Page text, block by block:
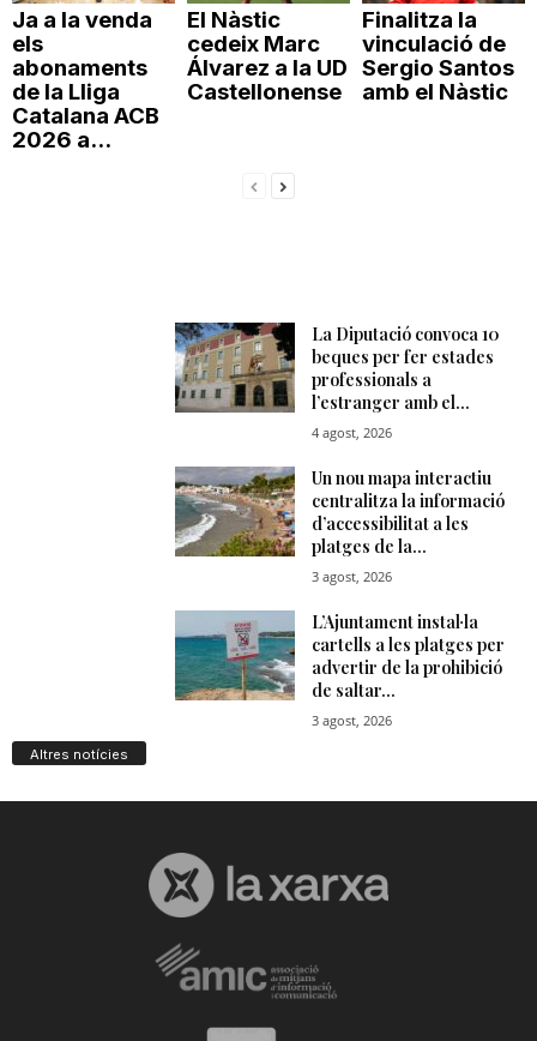
Ja a la venda
els
abonaments
de la Lliga
Catalana ACB
2026 a...
El Nàstic
cedeix Marc
Álvarez a la UD
Castellonense
Finalitza la
vinculació de
Sergio Santos
amb el Nàstic
Altres notícies